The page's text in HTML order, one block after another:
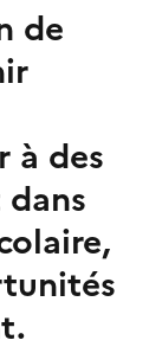
de
à des